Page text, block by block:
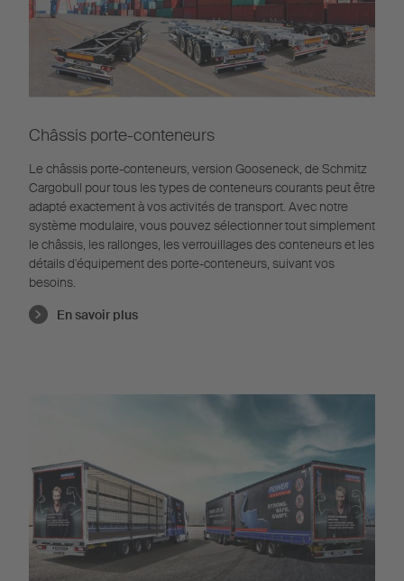
Châssis porte-conteneurs
Le châssis porte-conteneurs, version Gooseneck, de Schmitz
Cargobull pour tous les types de conteneurs courants peut être
adapté exactement à vos activités de transport. Avec notre
système modulaire, vous pouvez sélectionner tout simplement
le châssis, les rallonges, les verrouillages des conteneurs et les
détails d'équipement des porte-conteneurs, suivant vos
besoins.
En savoir plus